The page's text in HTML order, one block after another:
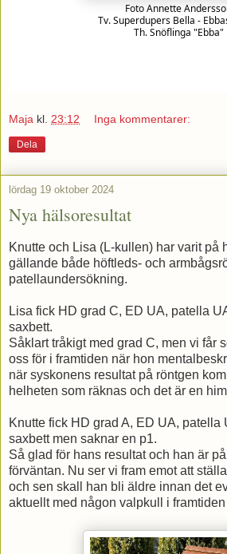
Foto Annette
Tv. Superdupers Bella -
Th. Snöflinga "Ebba"
Maja kl. 23:12 Inga kommentarer:
Dela
lördag 19 oktober 2024
Nya hälsoresultat
Knutte och Lisa (L-kullen) har varit på
gällande både höftleds- och
patellaundersökning.
Lisa fick HD grad C, ED UA, patella
saxbett.
Såklart tråkigt med grad C, men vi får
oss för i framtiden när hon
när syskonens resultat på röntgen
helheten som räknas och det är en
Knutte fick HD grad A, ED UA, patella
saxbett men saknar en p1.
Så glad för hans resultat och han är
förväntan. Nu ser vi fram emot att
och sen skall han bli äldre innan det
aktuellt med någon valpkull i framtiden